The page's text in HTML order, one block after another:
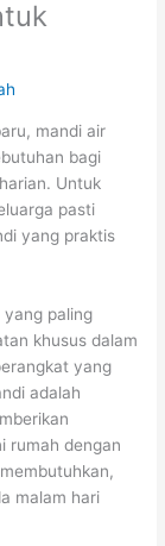
mandi air
bagi
Untuk
pasti
yang praktis
yang paling
khusus dalam
yang
adalah
rumah dengan
malam hari